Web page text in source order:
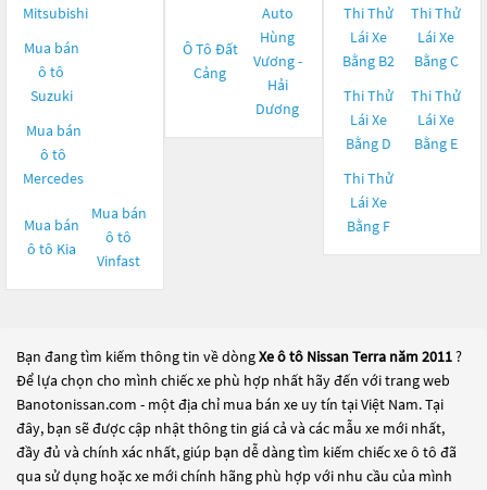
Mitsubishi
Mua bán
ô tô
Suzuki
Mua bán
ô tô
Mercedes
Mua bán
ô tô Kia
Mua bán
ô tô
Vinfast
Ô Tô Đất
Cảng
Auto
Hùng
Vương -
Hải
Dương
Thi Thử
Lái Xe
Bằng B2
Thi Thử
Lái Xe
Bằng C
Thi Thử
Lái Xe
Bằng D
Thi Thử
Lái Xe
Bằng E
Thi Thử
Lái Xe
Bằng F
Bạn đang tìm kiếm thông tin về dòngXe ô tô Nissan Terra năm 2011?
Để lựa chọn cho mình chiếc xe phù hợp nhất hãy đến với trang web
Banotonissan.com - một địa chỉ mua bán xe uy tín tại Việt Nam. Tại
đây, bạn sẽ được cập nhật thông tin giá cả và các mẫu xe mới nhất,
đầy đủ và chính xác nhất, giúp bạn dễ dàng tìm kiếm chiếc xe ô tô đã
qua sử dụng hoặc xe mới chính hãng phù hợp với nhu cầu của mình